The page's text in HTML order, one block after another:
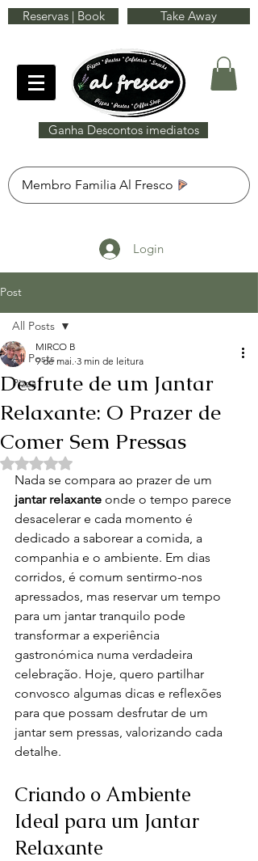
Reservas | Book Take Away
Ganha Descontos imediatos
Membro Familia Al Fresco
Login
Post
All Posts
Pizza
All Posts
Desfrute de um Jantar
Relaxante: O Prazer de
Comer Sem Pressas
MIRCO B
9 de mai. 3 min de leitura
Avaliado com NaN de 5 estrelas.
Nada se compara ao prazer de um
jantar relaxante onde o tempo parece
desacelerar e cada momento é
dedicado a saborear a comida, a
companhia e o ambiente. Em dias
corridos, é comum sentirmo-nos
apressados, mas reservar um tempo
para um jantar tranquilo pode
transformar a experiência
gastronómica numa verdadeira
celebração. Hoje, quero partilhar
convosco algumas dicas e reflexões
para que possam desfrutar de um
jantar sem pressas, valorizando cada
detalhe.
Criando o Ambiente
Ideal para um Jantar
Relaxante